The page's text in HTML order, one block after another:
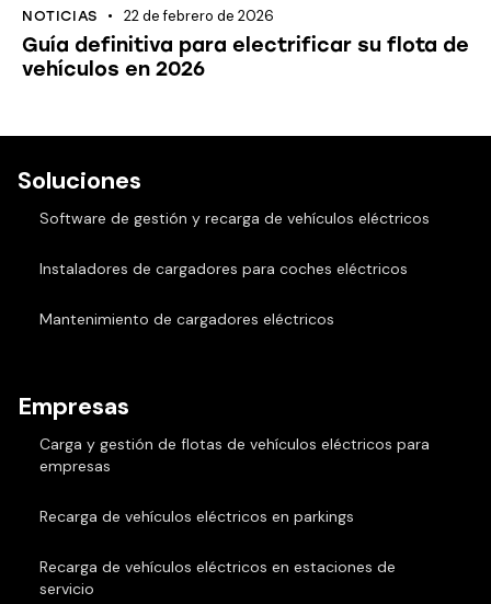
NOTICIAS 22 de febrero de 2026
Guía definitiva para electrificar su flota de
vehículos en 2026
Soluciones
Software de gestión y recarga de vehículos eléctricos
Instaladores de cargadores para coches eléctricos
Mantenimiento de cargadores eléctricos
Empresas
Carga y gestión de flotas de vehículos eléctricos para
empresas
Recarga de vehículos eléctricos en parkings
Recarga de vehículos eléctricos en estaciones de
servicio